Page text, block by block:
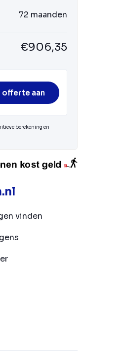
72 maanden
€906,35
offerte aan
berekening en
vinden